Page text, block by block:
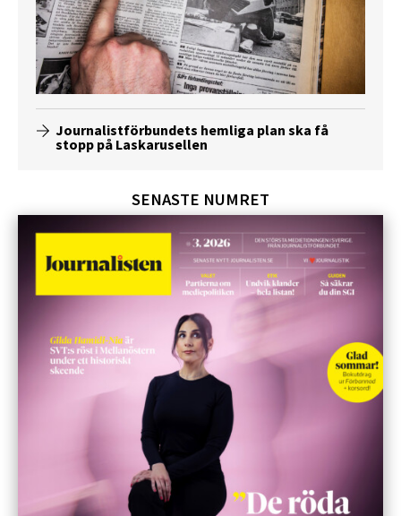
Journalistförbundets hemliga plan ska få
stopp på Laskarusellen
SENASTE NUMRET